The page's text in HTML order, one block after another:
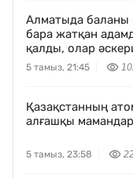
Алматыда баланы
бара жатқан
қалды, олар
болып шықты
5 тамыз, 21:45
Қазақстанның
алғашқы
5 тамыз, 23:58